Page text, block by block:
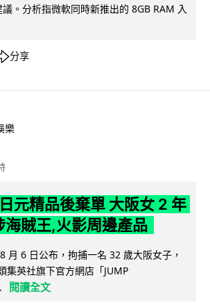
。分析指微軟同時新推出的 8GB RAM 入
分享
樂
元精品後棄單 大阪女 2 年
海賊王,火影周邊產品
月 6 日公布，拘捕一名 32 歲大阪女子，
集英社旗下官方網店「JUMP
閱讀全文